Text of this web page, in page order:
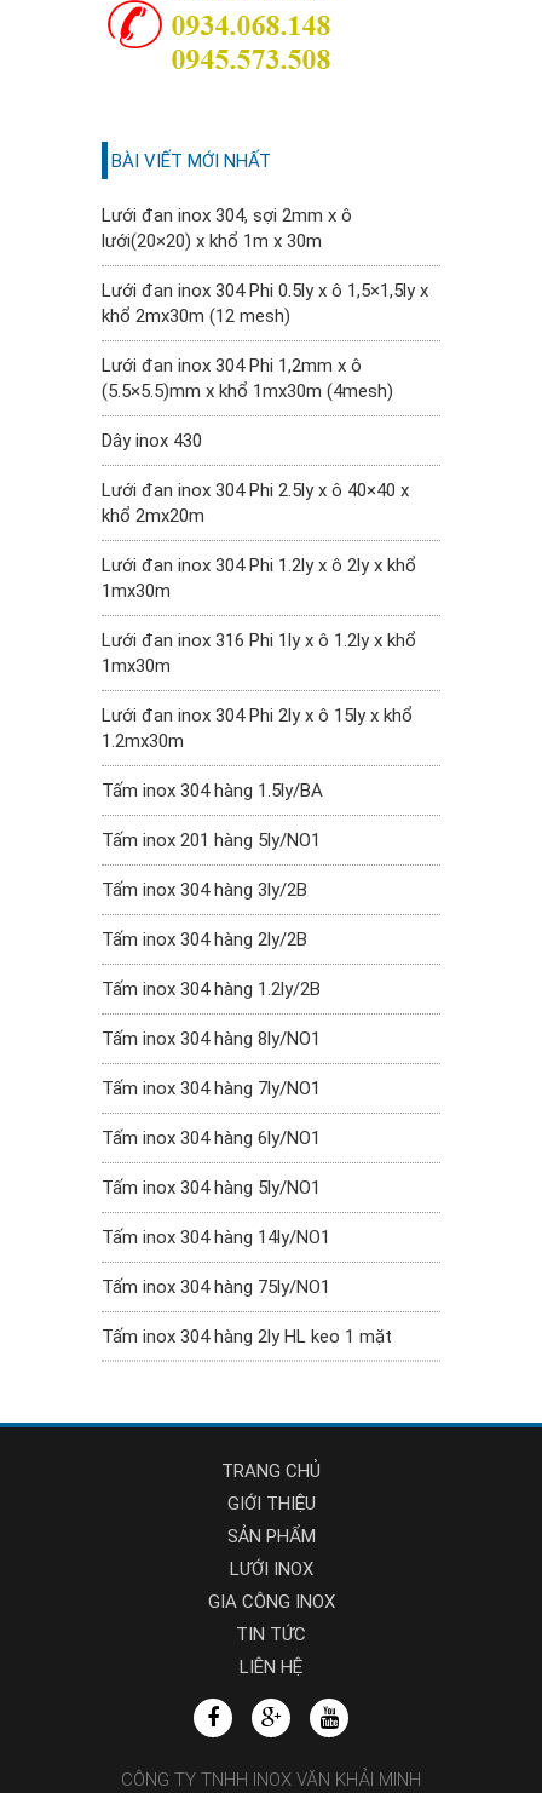
BÀI VIẾT MỚI NHẤT
Lưới đan inox 304, sợi 2mm x ô
lưới(20×20) x khổ 1m x 30m
Lưới đan inox 304 Phi 0.5ly x ô 1,5×1,5ly x
khổ 2mx30m (12 mesh)
Lưới đan inox 304 Phi 1,2mm x ô
(5.5×5.5)mm x khổ 1mx30m (4mesh)
Dây inox 430
Lưới đan inox 304 Phi 2.5ly x ô 40×40 x
khổ 2mx20m
Lưới đan inox 304 Phi 1.2ly x ô 2ly x khổ
1mx30m
Lưới đan inox 316 Phi 1ly x ô 1.2ly x khổ
1mx30m
Lưới đan inox 304 Phi 2ly x ô 15ly x khổ
1.2mx30m
Tấm inox 304 hàng 1.5ly/BA
Tấm inox 201 hàng 5ly/NO1
Tấm inox 304 hàng 3ly/2B
Tấm inox 304 hàng 2ly/2B
Tấm inox 304 hàng 1.2ly/2B
Tấm inox 304 hàng 8ly/NO1
Tấm inox 304 hàng 7ly/NO1
Tấm inox 304 hàng 6ly/NO1
Tấm inox 304 hàng 5ly/NO1
Tấm inox 304 hàng 14ly/NO1
Tấm inox 304 hàng 75ly/NO1
Tấm inox 304 hàng 2ly HL keo 1 mặt
TRANG CHỦ
GIỚI THIỆU
SẢN PHẨM
LƯỚI INOX
GIA CÔNG INOX
TIN TỨC
LIÊN HỆ
CÔNG TY TNHH INOX VĂN KHẢI MINH